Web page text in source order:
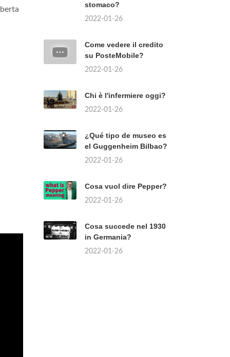
stomaco?
2022-01-26
Come vedere il credito
su PosteMobile?
2022-01-26
Chi è l'infermiere oggi?
2022-01-26
¿Qué tipo de museo es
el Guggenheim Bilbao?
2022-01-26
Cosa vuol dire Pepper?
2022-01-26
Cosa succede nel 1930
in Germania?
2022-01-26